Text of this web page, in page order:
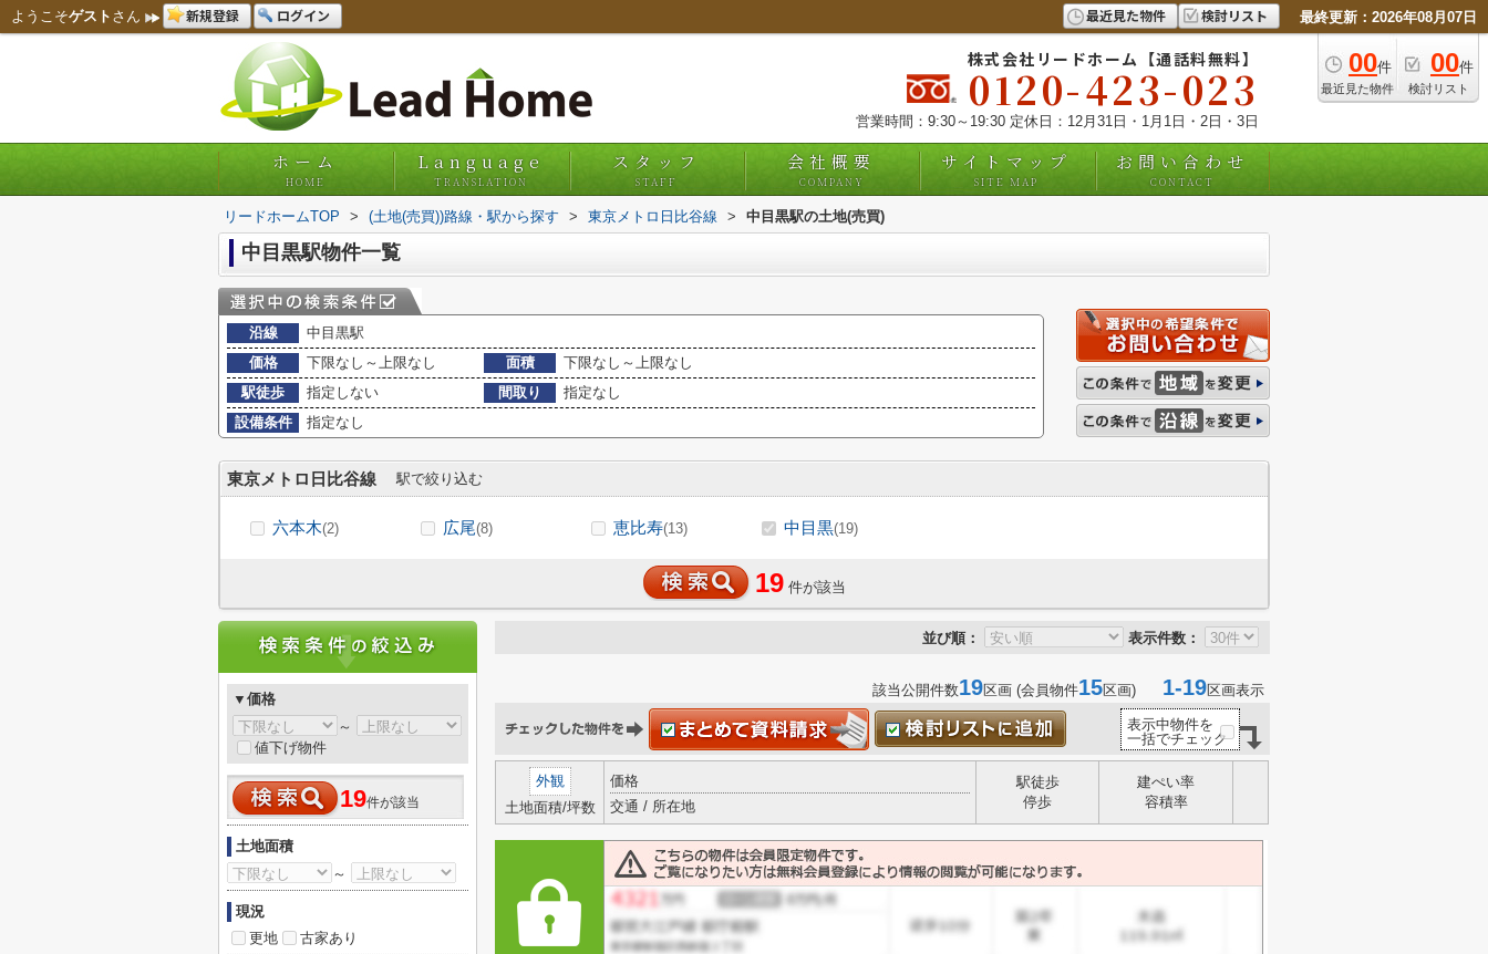
ようこそゲスト さん 新規登録 ログイン 最近見た物件 検討リスト 最終更新：2026年08月07日
00件
最近見た物件
00件
検討リスト
株式会社リードホーム【通話料無料】
0120-423-023
営業時間：9:30～19:30 定休日：12月31日・1月1日・2日・3日
ホーム
HOME
Language
TRANSLATION
スタッフ
STAFF
会社概要
COMPANY
サイトマップ
SITE MAP
お問い合わせ
CONTACT
リードホームTOP > (土地(売買))路線・駅から探す > 東京メトロ日比谷線 > 中目黒駅の土地(売買)
中目黒駅物件一覧
沿線
中目黒駅
価格
下限なし～上限なし 面積
下限なし～上限なし
駅徒歩
指定しない 間取り
指定なし
設備条件
指定なし
東京メトロ日比谷線 駅で絞り込む
六本木(2) 広尾(8) 恵比寿(13) 中目黒(19)
19 件が該当
並び順： 表示件数：
該当公開件数19区画 (会員物件15区画) 1-19区画表示
表示中物件を
一括でチェック
外観
土地面積/坪数
価格
交通 / 所在地
駅徒歩
停歩
建ぺい率
容積率
▼価格
～
値下げ物件
19件が該当
土地面積
～
現況
更地
古家あり